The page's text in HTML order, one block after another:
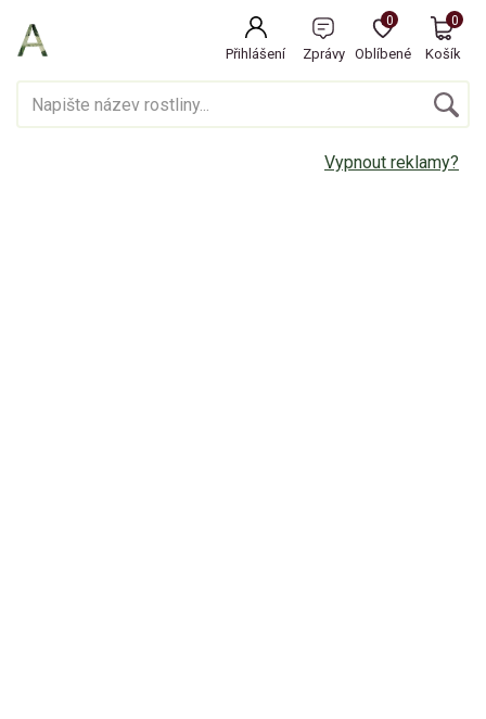
Přihlášení Zprávy Oblíbené
0
Košík
0
Vypnout reklamy?